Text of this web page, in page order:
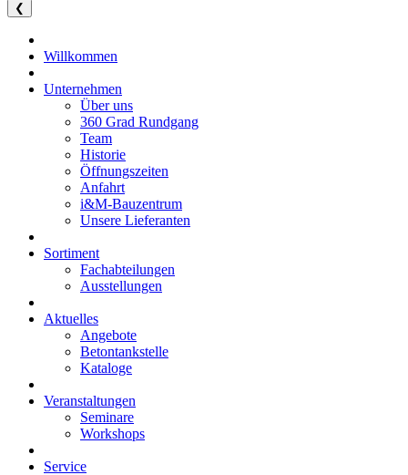
❮
Willkommen
Unternehmen
Über uns
360 Grad Rundgang
Team
Historie
Öffnungszeiten
Anfahrt
i&M-Bauzentrum
Unsere Lieferanten
Sortiment
Fachabteilungen
Ausstellungen
Aktuelles
Angebote
Betontankstelle
Kataloge
Veranstaltungen
Seminare
Workshops
Service